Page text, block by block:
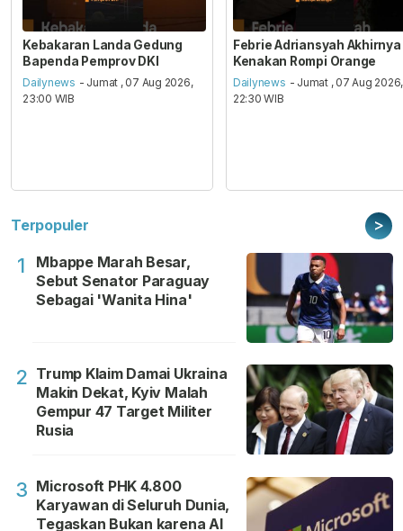
Kebakaran Landa Gedung
Bapenda Pemprov DKI
Dailynews - Jumat , 07 Aug 2026,
23:00 WIB
Febrie Adriansyah Akhirnya
Kenakan Rompi Orange
Dailynews - Jumat , 07 Aug 2026,
22:30 WIB
Terpopuler >
1
Mbappe Marah Besar,
Sebut Senator Paraguay
Sebagai 'Wanita Hina'
2 Trump Klaim Damai Ukraina
Makin Dekat, Kyiv Malah
Gempur 47 Target Militer
Rusia
3 Microsoft PHK 4.800
Karyawan di Seluruh Dunia,
Tegaskan Bukan karena AI